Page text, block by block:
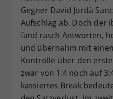
Gegner David Jordà
Aufschlag ab. Doch der
fand rasch Antworten,
und übernahm mit
Kontrolle über den
zwar von 1:4 noch auf
kassiertes Break